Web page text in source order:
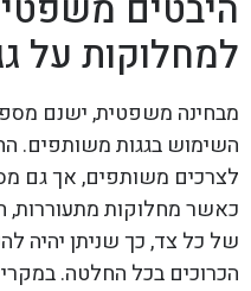
למחלוקות על
מבחינה משפטית, ישנם
השימוש בגגות משותפים.
לצרכים משותפים, אך גם
כאשר מחלוקות מתעוררות,
של כל צד, כך שניתן יהיה
הכרוכים בכל החלטה.